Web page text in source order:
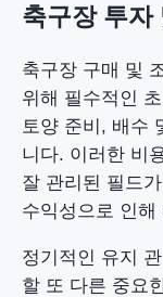
축구장 투자
축구장 구매 및
위해 필수적인
토양 준비, 배수
니다. 이러한 비
잘 관리된 필드
수익성으로 인
정기적인 유지
할 또 다른 중요